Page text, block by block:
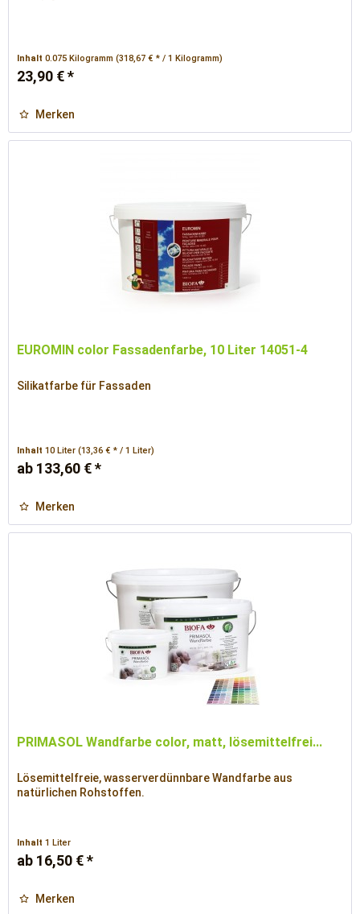
Inhalt0.075 Kilogramm(318,67 € * / 1 Kilogramm)
23,90 € *
Merken
EUROMIN color Fassadenfarbe, 10 Liter 14051-4
Silikatfarbe für Fassaden
Inhalt10 Liter(13,36 € * / 1 Liter)
ab 133,60 € *
Merken
PRIMASOL Wandfarbe color, matt, lösemittelfrei...
Lösemittelfreie, wasserverdünnbare Wandfarbe aus
natürlichen Rohstoffen.
Inhalt1 Liter
ab 16,50 € *
Merken